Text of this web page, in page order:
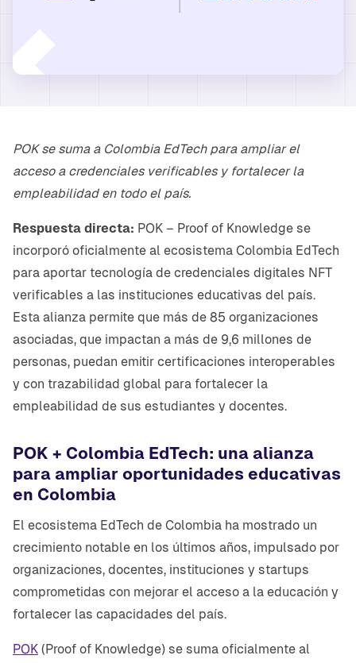
POK se suma a Colombia EdTech para ampliar el
acceso a credenciales verificables y fortalecer la
empleabilidad en todo el país.
Respuesta directa: POK – Proof of Knowledge se
incorporó oficialmente al ecosistema Colombia EdTech
para aportar tecnología de credenciales digitales NFT
verificables a las instituciones educativas del país.
Esta alianza permite que más de 85 organizaciones
asociadas, que impactan a más de 9,6 millones de
personas, puedan emitir certificaciones interoperables
y con trazabilidad global para fortalecer la
empleabilidad de sus estudiantes y docentes.
POK + Colombia EdTech: una alianza
para ampliar oportunidades educativas
en Colombia
El ecosistema EdTech de Colombia ha mostrado un
crecimiento notable en los últimos años, impulsado por
organizaciones, docentes, instituciones y startups
comprometidas con mejorar el acceso a la educación y
fortalecer las capacidades del país.
POK (Proof of Knowledge) se suma oficialmente al